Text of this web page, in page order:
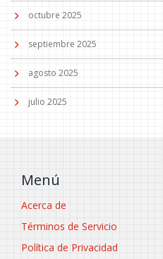
octubre 2025
septiembre 2025
agosto 2025
julio 2025
Menú
Acerca de
Términos de Servicio
Política de Privacidad